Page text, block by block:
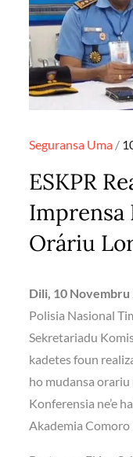
Seguransa Uma
ESKPR
Imprensa
Oráriu
Dili, 10 Novembru
Polisia Nasional
Sekretariadu
kadetes foun
ho mudansa
Konferensia ne’e
Akademia Comoro